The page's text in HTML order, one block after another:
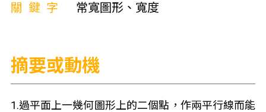
關鍵字
常寬圖形、寬度
摘要或動機
1.過平面上一幾何圖形上的二個點，作兩平行線而能